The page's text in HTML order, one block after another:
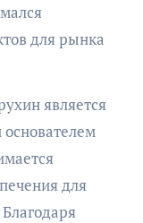
для рынка
является
для